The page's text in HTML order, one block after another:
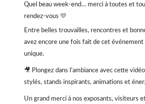
Quel beau week-end… merci à toutes et
rendez-vous 💛
Entre belles trouvailles, rencontres et
avez encore une fois fait de cet
unique.
🎥 Plongez dans l’ambiance avec cette
stylés, stands inspirants, animations et
Un grand merci à nos exposants, visiteurs